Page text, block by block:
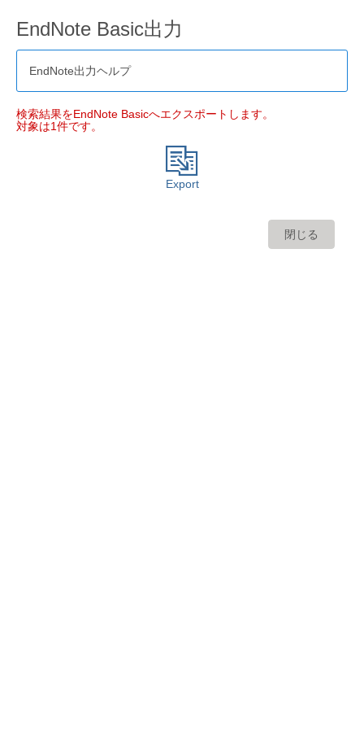
EndNote Basic出力
EndNote出力ヘルプ
検索結果をEndNote Basicへエクスポートします。
対象は1件です。
Export